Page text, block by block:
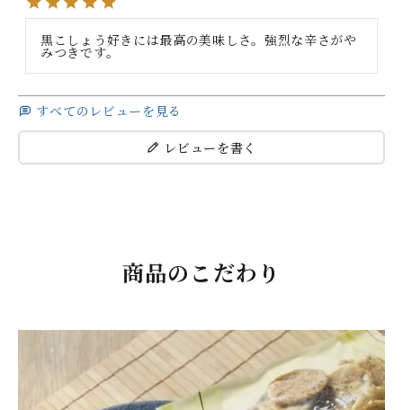
黒こしょう好きには最高の美味しさ。強烈な辛さがや
みつきです。
すべてのレビューを見る
レビューを書く
商品のこだわり